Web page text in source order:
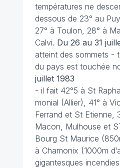
températures ne
dessous de 23° au
27° à Toulon, 28° à
Calvi. Du 26 au 31
atteint des sommets -
du pays est touchée
juillet 1983
- il fait 42°5 à St
monial (Allier), 41° à
Ferrand et St Etienne,
Macon, Mulhouse et
Bourg St Maurice
à Chamonix (1000m
gigantesques